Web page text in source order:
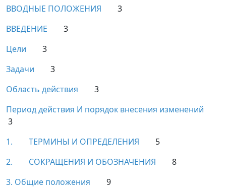
ВВОДНЫЕ ПОЛОЖЕНИЯ
3
ВВЕДЕНИЕ
3
Цели
3
Задачи
3
Область действия
3
Период действия И порядок внесения изменений
3
1.
ТЕРМИНЫ И ОПРЕДЕЛЕНИЯ
5
2.
СОКРАЩЕНИЯ И ОБОЗНАЧЕНИЯ
8
3. Общие положения
9